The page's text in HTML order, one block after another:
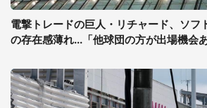
電撃トレードの巨人・リチャード、ソフ
の存在感薄れ...「他球団の方が出場機会